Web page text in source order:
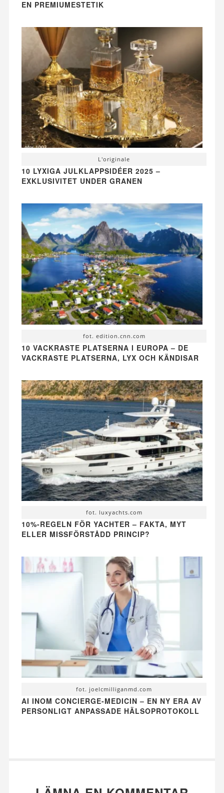
EN PREMIUMESTETIK
L'originale
10 LYXIGA JULKLAPPSIDÉER 2025 –
EXKLUSIVITET UNDER GRANEN
fot. edition.cnn.com
10 VACKRASTE PLATSERNA I EUROPA – DE
VACKRASTE PLATSERNA, LYX OCH KÄNDISAR
fot. luxyachts.com
10%-REGELN FÖR YACHTER – FAKTA, MYT
ELLER MISSFÖRSTÅDD PRINCIP?
fot. joelcmilliganmd.com
AI INOM CONCIERGE-MEDICIN – EN NY ERA AV
PERSONLIGT ANPASSADE HÄLSOPROTOKOLL